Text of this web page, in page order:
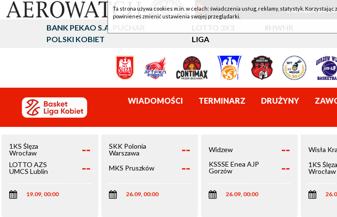
1KS ŚLĘZA
BANK PEKAO S.A. PUCHAR
POLSKI KOBIET
LOTTO 3X3
LIGA
#HWHR
WIADOMOŚCI TERMINARZ DRUŻYNY
1KS Ślęza
Wrocław
--
LOTTO AZS
UMCS Lublin
--
19.09, 00:00
SKK Polonia
Warszawa
--
MKS Pruszków --
26.09, 00:00
Widzew --
KSSSE Enea AJP
Gorzów
--
26.09, 00:00
Wisła
1KS Ślęza
Wrocław
Ta strona używa cookies m.in. w celach: świadczenia usług, reklamy, statystyk.
powinieneś zmienić ustawienia swojej przeglądarki.